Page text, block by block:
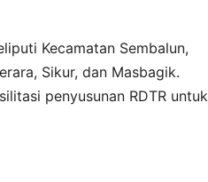
Kecamatan Sembalun,
Sikur, dan Masbagik.
penyusunan RDTR untuk